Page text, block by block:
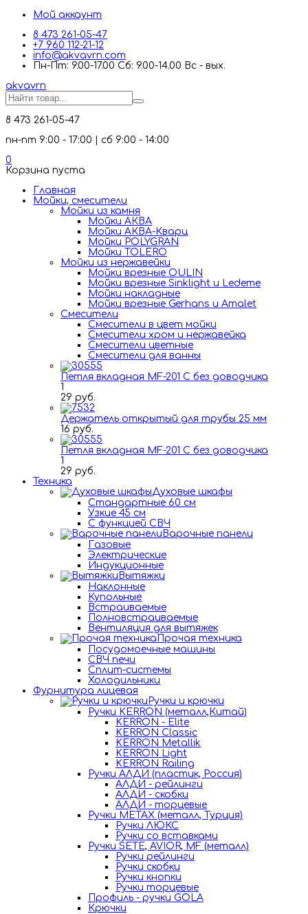
Мой аккаунт
8 473 261-05-47
+7 960 112-21-12
info@akvavrn.com
Пн-Пт: 9.00-17.00 Сб: 9.00-14.00 Вс - вых.
akvavrn
8 473 261-05-47
пн-пт 9:00 - 17:00 | сб 9:00 - 14:00
0
Корзина пуста
Главная
Мойки, смесители
Mойки из камня
Мойки АКВА
Мойки АКВА-Кварц
Мойки POLYGRAN
Мойки TOLERO
Мойки из нержавейки
Мойки врезные OULIN
Мойки врезные Sinklight и Ledeme
Мойки накладные
Мойки врезные Gerhans и Amalet
Смесители
Смесители в цвет мойки
Смесители хром и нержавейка
Смесители цветные
Смесители для ванны
Петля вкладная MF-201 C без доводчика
1
29 руб.
Держатель открытый для трубы 25 мм
16 руб.
Петля вкладная MF-201 C без доводчика
1
29 руб.
Техника
Духовые шкафы
Стандартные 60 см
Узкие 45 см
С функцией СВЧ
Варочные панели
Газовые
Электрические
Индукционные
Вытяжки
Наклонные
Купольные
Встраиваемые
Полновстраиваемые
Вентиляция для вытяжек
Прочая техника
Посудомоечные машины
СВЧ печи
Сплит-системы
Холодильники
Фурнитура лицевая
Ручки и крючки
Ручки KERRON (металл,Китай)
KERRON - Elite
KERRON Classic
KERRON Metallik
KERRON Light
KERRON Railing
Ручки АЛДИ (пластик, Россия)
АЛДИ - рейлинги
АЛДИ - скобки
АЛДИ - торцевые
Ручки METAX (металл, Турция)
Ручки ЛЮКС
Ручки со вставками
Ручки SETE, AVIOR, MF (металл)
Ручки рейлинги
Ручки скобки
Ручки кнопки
Ручки торцевые
Профиль - ручки GOLA
Крючки